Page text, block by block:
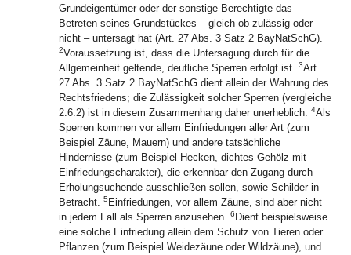
Grundeigentümer oder der sonstige Berechtigte das
Betreten seines Grundstückes – gleich ob zulässig oder
nicht – untersagt hat (Art. 27 Abs. 3 Satz 2 BayNatSchG).
2Voraussetzung ist, dass die Untersagung durch für die
Allgemeinheit geltende, deutliche Sperren erfolgt ist. 3Art.
27 Abs. 3 Satz 2 BayNatSchG dient allein der Wahrung des
Rechtsfriedens; die Zulässigkeit solcher Sperren (vergleiche
2.6.2) ist in diesem Zusammenhang daher unerheblich. 4Als
Sperren kommen vor allem Einfriedungen aller Art (zum
Beispiel Zäune, Mauern) und andere tatsächliche
Hindernisse (zum Beispiel Hecken, dichtes Gehölz mit
Einfriedungscharakter), die erkennbar den Zugang durch
Erholungsuchende ausschließen sollen, sowie Schilder in
Betracht. 5 Einfriedungen, vor allem Zäune, sind aber nicht
in jedem Fall als Sperren anzusehen. 6 Dient beispielsweise
eine solche Einfriedung allein dem Schutz von Tieren oder
Pflanzen (zum Beispiel Weidezäune oder Wildzäune), und